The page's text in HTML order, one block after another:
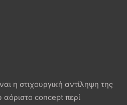
η στιχουργική αντίληψη της
concept περί